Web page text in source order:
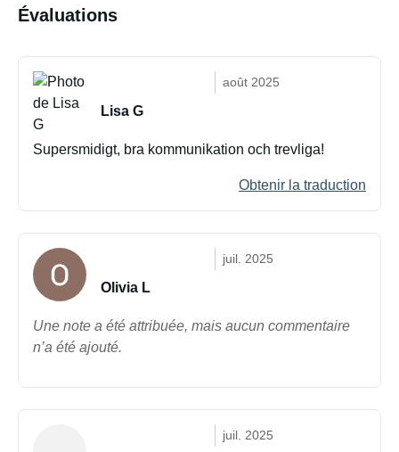
Évaluations
août 2025
Lisa G
Supersmidigt, bra kommunikation och trevliga!
Obtenir la traduction
juil. 2025
Olivia L
Une note a été attribuée, mais aucun commentaire
n’a été ajouté.
juil. 2025